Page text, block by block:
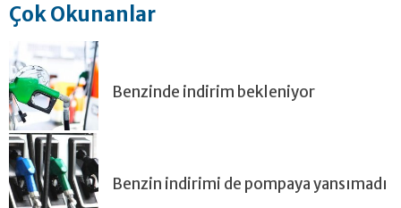
Çok Okunanlar
Benzinde indirim bekleniyor
Benzin indirimi de pompaya yansımadı